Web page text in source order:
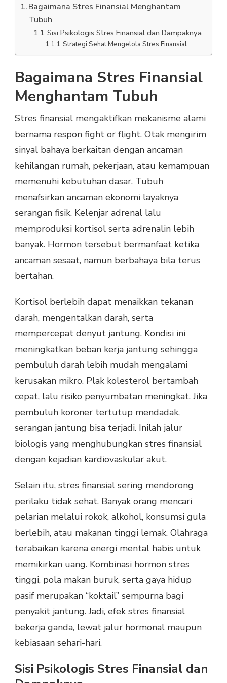
Bagaimana Stres Finansial Menghantam
Tubuh
Sisi Psikologis Stres Finansial dan Dampaknya
Strategi Sehat Mengelola Stres Finansial
Bagaimana Stres Finansial
Menghantam Tubuh
Stres finansial mengaktifkan mekanisme alami
bernama respon fight or flight. Otak mengirim
sinyal bahaya berkaitan dengan ancaman
kehilangan rumah, pekerjaan, atau kemampuan
memenuhi kebutuhan dasar. Tubuh
menafsirkan ancaman ekonomi layaknya
serangan fisik. Kelenjar adrenal lalu
memproduksi kortisol serta adrenalin lebih
banyak. Hormon tersebut bermanfaat ketika
ancaman sesaat, namun berbahaya bila terus
bertahan.
Kortisol berlebih dapat menaikkan tekanan
darah, mengentalkan darah, serta
mempercepat denyut jantung. Kondisi ini
meningkatkan beban kerja jantung sehingga
pembuluh darah lebih mudah mengalami
kerusakan mikro. Plak kolesterol bertambah
cepat, lalu risiko penyumbatan meningkat. Jika
pembuluh koroner tertutup mendadak,
serangan jantung bisa terjadi. Inilah jalur
biologis yang menghubungkan stres finansial
dengan kejadian kardiovaskular akut.
Selain itu, stres finansial sering mendorong
perilaku tidak sehat. Banyak orang mencari
pelarian melalui rokok, alkohol, konsumsi gula
berlebih, atau makanan tinggi lemak. Olahraga
terabaikan karena energi mental habis untuk
memikirkan uang. Kombinasi hormon stres
tinggi, pola makan buruk, serta gaya hidup
pasif merupakan “koktail” sempurna bagi
penyakit jantung. Jadi, efek stres finansial
bekerja ganda, lewat jalur hormonal maupun
kebiasaan sehari-hari.
Sisi Psikologis Stres Finansial dan